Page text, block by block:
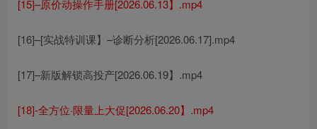
[15]–原价动操作手册[2026.06.13】.mp4
[16]–[实战特训课】–诊断分析[2026.06.17].mp4
[17]–新版解锁高投产[2026.06.19】.mp4
[18]-全方位·限量上大促[2026.06.20】.mp4